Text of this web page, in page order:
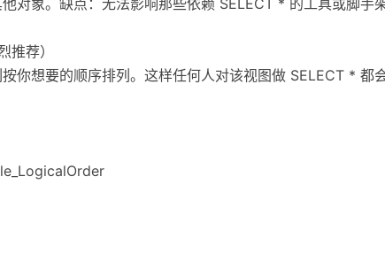
推荐）
你想要的顺序排列。这样任何人对该视图做 SELECT * 都